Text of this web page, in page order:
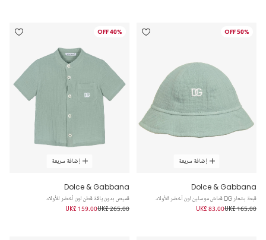
50% OFF
إضافة سريعة
Dolce & Gabbana
قبعة بشعار DG قماش موسلين لون أخضر للأولاد
UK£ 165.00
UK£ 83.00
40% OFF
إضافة سريعة
Dolce & Gabbana
قميص بدون ياقة قطن لون أخضر للأولاد
UK£ 265.00
UK£ 159.00